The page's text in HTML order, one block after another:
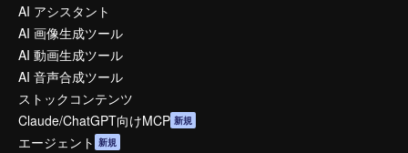
AI アシスタント
AI 画像生成ツール
AI 動画生成ツール
AI 音声合成ツール
ストックコンテンツ
Claude/ChatGPT向けMCP 新規
エージェント 新規